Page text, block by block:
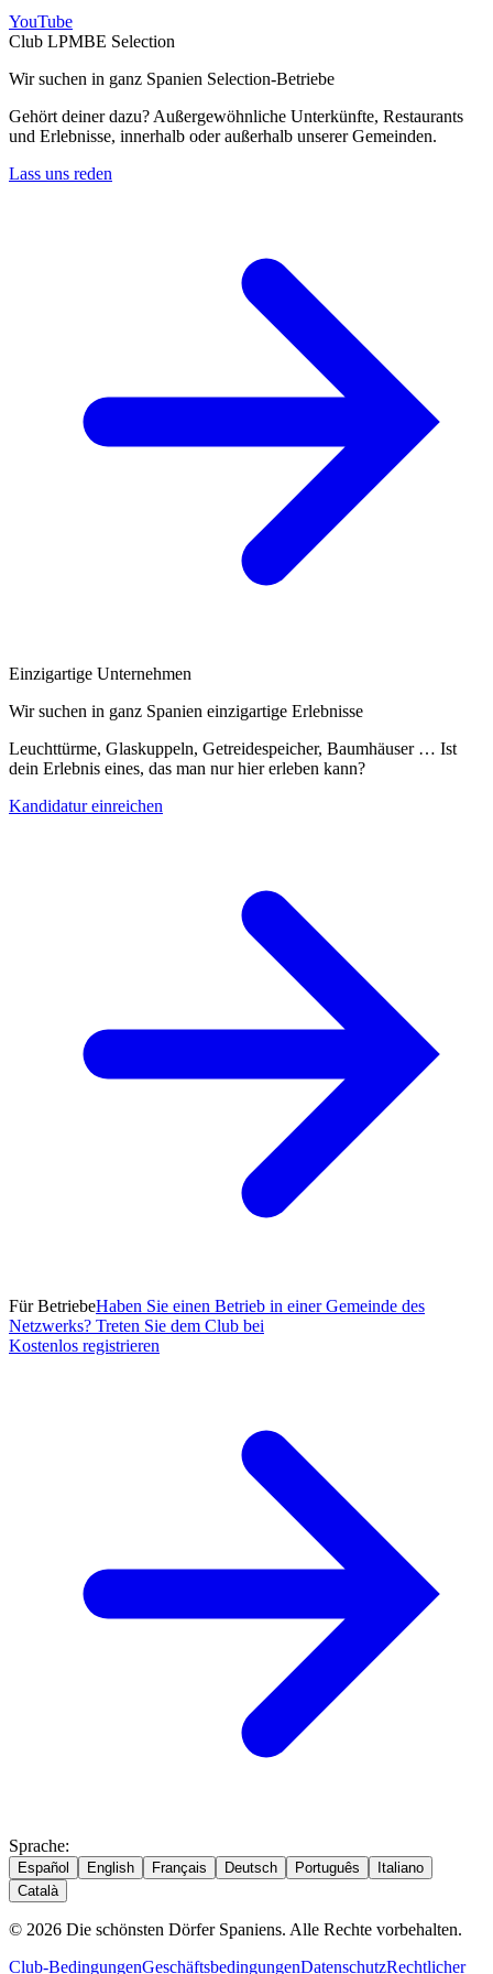
YouTube
Club LPMBE Selection
Wir suchen in ganz Spanien Selection-Betriebe
Gehört deiner dazu? Außergewöhnliche Unterkünfte, Restaurants
und Erlebnisse, innerhalb oder außerhalb unserer Gemeinden.
Lass uns reden
Einzigartige Unternehmen
Wir suchen in ganz Spanien einzigartige Erlebnisse
Leuchttürme, Glaskuppeln, Getreidespeicher, Baumhäuser … Ist
dein Erlebnis eines, das man nur hier erleben kann?
Kandidatur einreichen
Für BetriebeHaben Sie einen Betrieb in einer Gemeinde des
Netzwerks? Treten Sie dem Club bei
Kostenlos registrieren
Sprache:
Español English Français Deutsch Português
Italiano
Català
© 2026 Die schönsten Dörfer Spaniens. Alle Rechte vorbehalten.
Club-BedingungenGeschäftsbedingungenDatenschutzRechtlicher